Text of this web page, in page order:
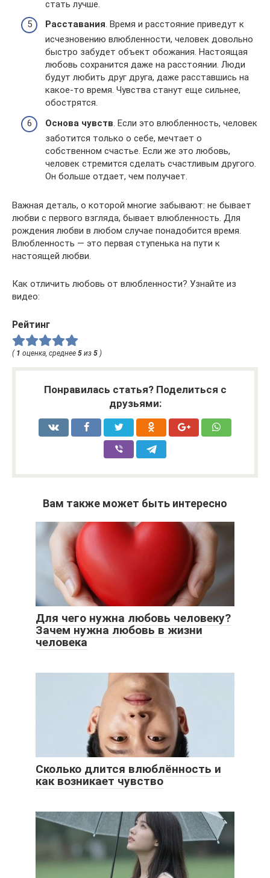
стать лучше.
Расставания. Время и расстояние приведут к
исчезновению влюбленности, человек довольно
быстро забудет объект обожания. Настоящая
любовь сохранится даже на расстоянии. Люди
будут любить друг друга, даже расставшись на
какое-то время. Чувства станут еще сильнее,
обострятся.
Основа чувств. Если это влюбленность, человек
заботится только о себе, мечтает о
собственном счастье. Если же это любовь,
человек стремится сделать счастливым другого.
Он больше отдает, чем получает.
Важная деталь, о которой многие забывают: не бывает
любви с первого взгляда, бывает влюбленность. Для
рождения любви в любом случае понадобится время.
Влюбленность — это первая ступенька на пути к
настоящей любви.
Как отличить любовь от влюбленности? Узнайте из
видео:
Рейтинг
( 1 оценка, среднее 5 из 5 )
Понравилась статья? Поделиться с
друзьями:
Вам также может быть интересно
Для чего нужна любовь человеку?
Зачем нужна любовь в жизни
человека
Сколько длится влюблённость и
как возникает чувство